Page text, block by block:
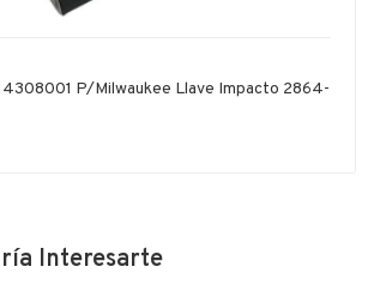
P/milwaukee Llave Impacto 2864-
Interesarte